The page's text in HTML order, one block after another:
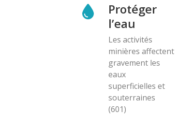
Protéger
l’eau
Les activités
minières affectent
gravement les
eaux
superficielles et
souterraines
(601)